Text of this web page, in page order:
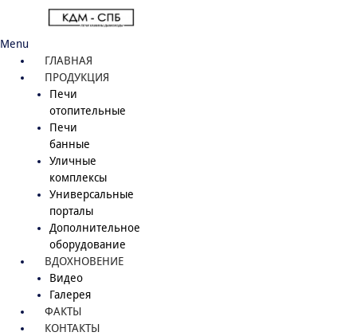
Menu
ГЛАВНАЯ
ПРОДУКЦИЯ
Печи
отопительные
Печи
банные
Уличные
комплексы
Универсальные
порталы
Дополнительное
оборудование
ВДОХНОВЕНИЕ
Видео
Галерея
ФАКТЫ
КОНТАКТЫ